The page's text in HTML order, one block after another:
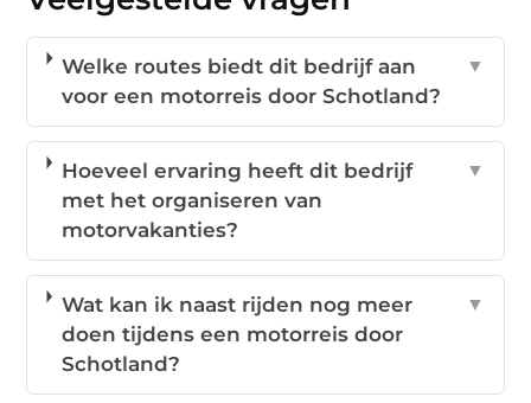
Welke routes biedt dit bedrijf aan
voor een motorreis door Schotland?
▼
Hoeveel ervaring heeft dit bedrijf
met het organiseren van
motorvakanties?
▼
Wat kan ik naast rijden nog meer
doen tijdens een motorreis door
Schotland?
▼